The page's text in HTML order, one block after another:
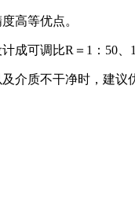
高等优点。
成可调比R＝1：50、1
介质不干净时，建议